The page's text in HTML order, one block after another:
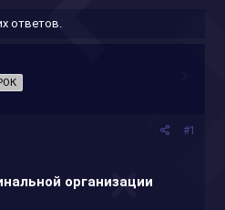
ответов.
#1
организации